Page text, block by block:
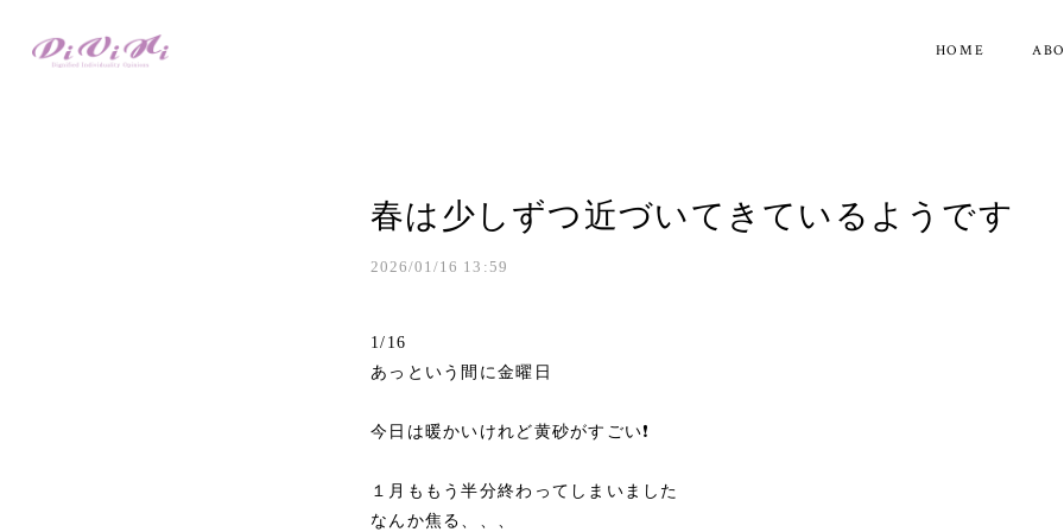
HOME
春は少しずつ近づいてきているようです
2026/01/16 13:59
1/16
あっという間に金曜日
今日は暖かいけれど黄砂がすごい❗
１月ももう半分終わってしまいました
なんか焦る、、、